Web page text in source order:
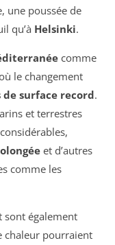
une poussée de
qu’à Helsinki.
comme
le changement
surface record.
et terrestres
et d’autres
comme les
sont également
chaleur pourraient